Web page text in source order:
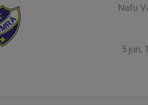
Nafu
5 jun,